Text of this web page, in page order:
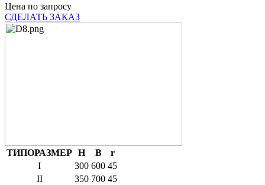
Цена по запросу
СДЕЛАТЬ ЗАКАЗ
ТИПОРАЗМЕР H B
r
I
300 600 45
II
350 700 45